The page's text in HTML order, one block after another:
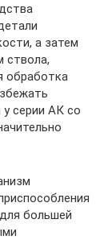
а затем
ствола,
обработка
серии АК со
большей